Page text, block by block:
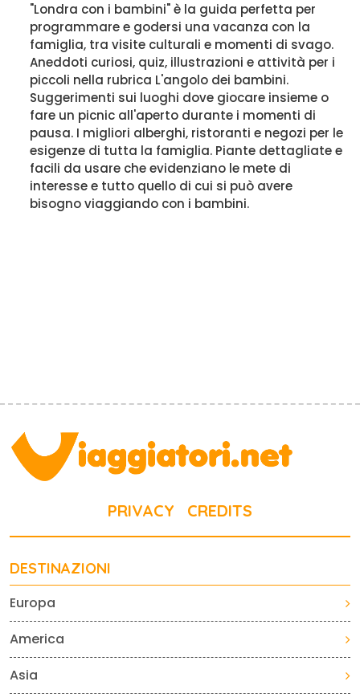
"Londra con i bambini" è la guida perfetta per
programmare e godersi una vacanza con la
famiglia, tra visite culturali e momenti di svago.
Aneddoti curiosi, quiz, illustrazioni e attività per i
piccoli nella rubrica L'angolo dei bambini.
Suggerimenti sui luoghi dove giocare insieme o
fare un picnic all'aperto durante i momenti di
pausa. I migliori alberghi, ristoranti e negozi per le
esigenze di tutta la famiglia. Piante dettagliate e
facili da usare che evidenziano le mete di
interesse e tutto quello di cui si può avere
bisogno viaggiando con i bambini.
PRIVACY CREDITS
DESTINAZIONI
Europa
America
Asia